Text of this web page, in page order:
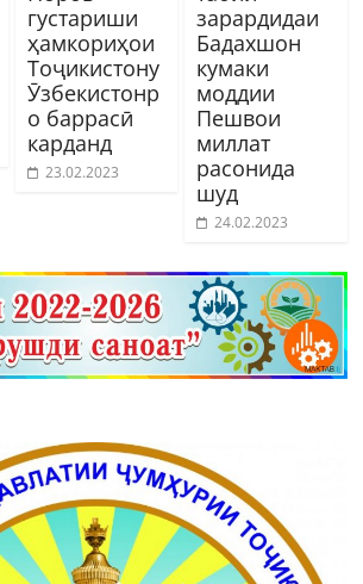
густариши
ҳамкориҳои
Тоҷикистону
Ӯзбекистонр
о баррасӣ
карданд
23.02.2023
зарардидаи
Бадахшон
кумаки
моддии
Пешвои
миллат
расонида
шуд
24.02.2023